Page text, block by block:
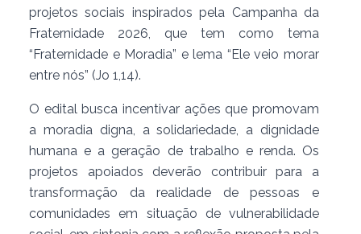
projetos sociais inspirados pela Campanha da
Fraternidade 2026, que tem como tema
“Fraternidade e Moradia” e lema “Ele veio morar
entre nós” (Jo 1,14).
O edital busca incentivar ações que promovam
a moradia digna, a solidariedade, a dignidade
humana e a geração de trabalho e renda. Os
projetos apoiados deverão contribuir para a
transformação da realidade de pessoas e
comunidades em situação de vulnerabilidade